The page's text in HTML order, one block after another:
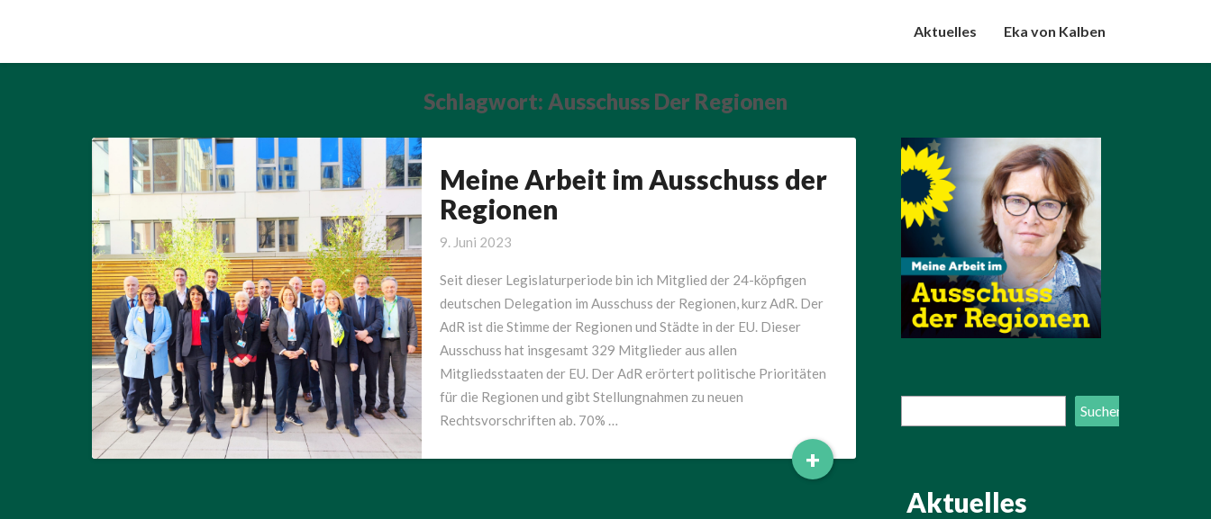
Aktuelles Eka von Kalben
Schlagwort: Ausschuss Der Regionen
Meine
Arbeit
im
Ausschuss
Regionen
Meine Arbeit im Ausschuss der
Regionen
9. Juni 2023
Seit dieser Legislaturperiode bin ich Mitglied der 24-köpfigen
deutschen Delegation im Ausschuss der Regionen, kurz AdR. Der
AdR ist die Stimme der Regionen und Städte in der EU. Dieser
Ausschuss hat insgesamt 329 Mitglieder aus allen
Mitgliedsstaaten der EU. Der AdR erörtert politische Prioritäten
für die Regionen und gibt Stellungnahmen zu neuen
Rechtsvorschriften ab. 70% …
+Read
More
Suchen
Aktuelles